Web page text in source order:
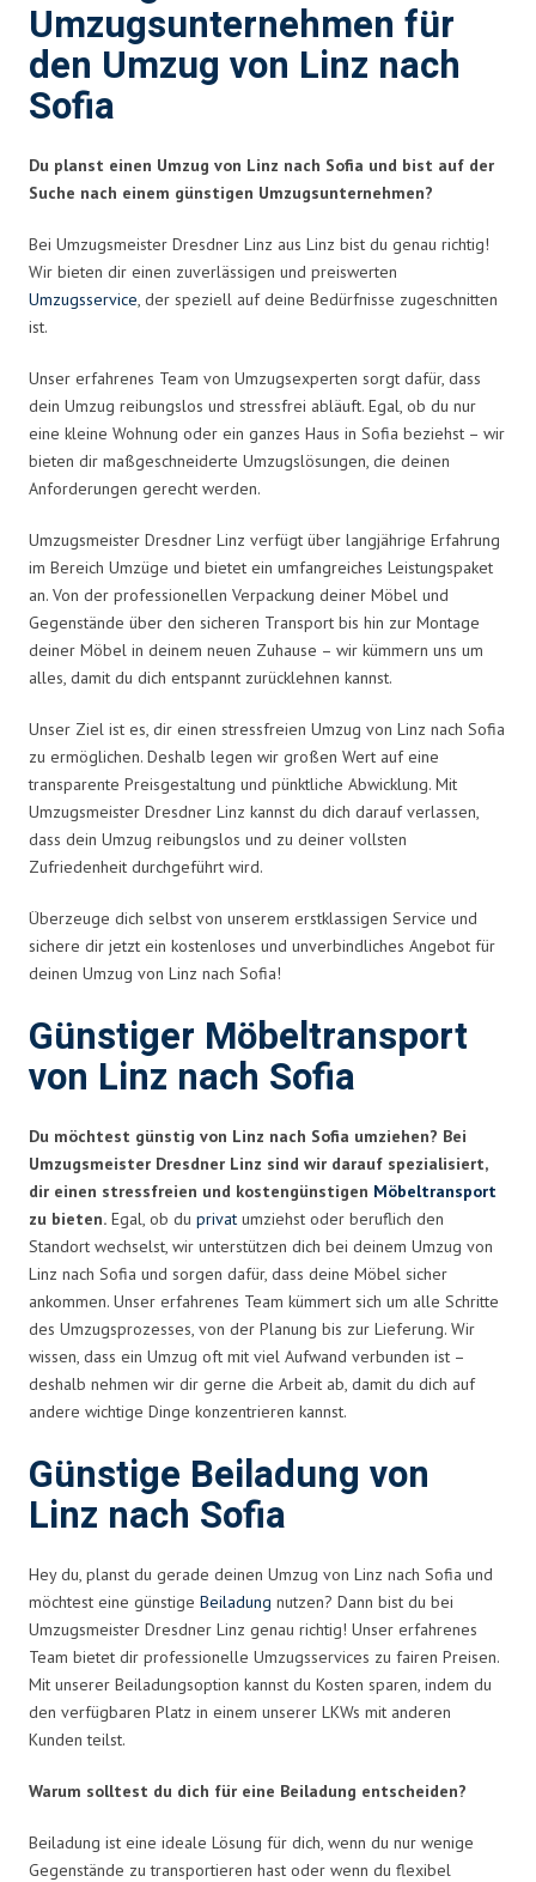
Umzugsunternehmen für
den Umzug von Linz nach
Sofia
Du planst einen Umzug von Linz nach Sofia und bist auf der
Suche nach einem günstigen Umzugsunternehmen?
Bei Umzugsmeister Dresdner Linz aus Linz bist du genau richtig!
Wir bieten dir einen zuverlässigen und preiswerten
Umzugsservice, der speziell auf deine Bedürfnisse zugeschnitten
ist.
Unser erfahrenes Team von Umzugsexperten sorgt dafür, dass
dein Umzug reibungslos und stressfrei abläuft. Egal, ob du nur
eine kleine Wohnung oder ein ganzes Haus in Sofia beziehst – wir
bieten dir maßgeschneiderte Umzugslösungen, die deinen
Anforderungen gerecht werden.
Umzugsmeister Dresdner Linz verfügt über langjährige Erfahrung
im Bereich Umzüge und bietet ein umfangreiches Leistungspaket
an. Von der professionellen Verpackung deiner Möbel und
Gegenstände über den sicheren Transport bis hin zur Montage
deiner Möbel in deinem neuen Zuhause – wir kümmern uns um
alles, damit du dich entspannt zurücklehnen kannst.
Unser Ziel ist es, dir einen stressfreien Umzug von Linz nach Sofia
zu ermöglichen. Deshalb legen wir großen Wert auf eine
transparente Preisgestaltung und pünktliche Abwicklung. Mit
Umzugsmeister Dresdner Linz kannst du dich darauf verlassen,
dass dein Umzug reibungslos und zu deiner vollsten
Zufriedenheit durchgeführt wird.
Überzeuge dich selbst von unserem erstklassigen Service und
sichere dir jetzt ein kostenloses und unverbindliches Angebot für
deinen Umzug von Linz nach Sofia!
Günstiger Möbeltransport
von Linz nach Sofia
Du möchtest günstig von Linz nach Sofia umziehen? Bei
Umzugsmeister Dresdner Linz sind wir darauf spezialisiert,
dir einen stressfreien und kostengünstigen Möbeltransport
zu bieten. Egal, ob du privat umziehst oder beruflich den
Standort wechselst, wir unterstützen dich bei deinem Umzug von
Linz nach Sofia und sorgen dafür, dass deine Möbel sicher
ankommen. Unser erfahrenes Team kümmert sich um alle Schritte
des Umzugsprozesses, von der Planung bis zur Lieferung. Wir
wissen, dass ein Umzug oft mit viel Aufwand verbunden ist –
deshalb nehmen wir dir gerne die Arbeit ab, damit du dich auf
andere wichtige Dinge konzentrieren kannst.
Günstige Beiladung von
Linz nach Sofia
Hey du, planst du gerade deinen Umzug von Linz nach Sofia und
möchtest eine günstige Beiladung nutzen? Dann bist du bei
Umzugsmeister Dresdner Linz genau richtig! Unser erfahrenes
Team bietet dir professionelle Umzugsservices zu fairen Preisen.
Mit unserer Beiladungsoption kannst du Kosten sparen, indem du
den verfügbaren Platz in einem unserer LKWs mit anderen
Kunden teilst.
Warum solltest du dich für eine Beiladung entscheiden?
Beiladung ist eine ideale Lösung für dich, wenn du nur wenige
Gegenstände zu transportieren hast oder wenn du flexibel